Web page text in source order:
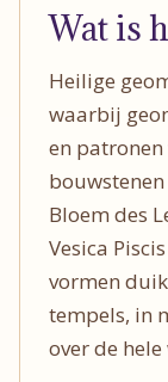
Wat is
Heilige
waarbij
en patronen
Bloem des
Vesica
vormen
tempels, in
over de